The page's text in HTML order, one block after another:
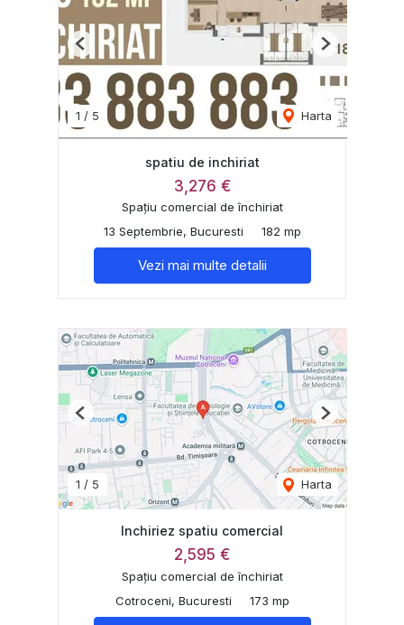
1 / 5 Harta
Previous Next
spatiu de inchiriat
3,276 €
Spațiu comercial de închiriat
13 Septembrie, Bucuresti
182 mp
Vezi mai multe detalii
1 / 5 Harta
Previous Next
Inchiriez spatiu comercial
2,595 €
Spațiu comercial de închiriat
Cotroceni, Bucuresti
173 mp